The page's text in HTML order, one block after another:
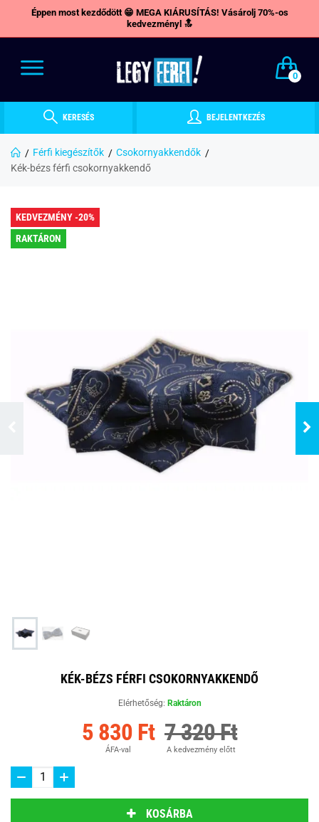
Éppen most kezdődött 😁 MEGA KIÁRUSÍTÁS! Vásárolj 70%-os
kedvezményl 🔝
0
KERESÉS BEJELENTKEZÉS
Férfi kiegészítők
Csokornyakkendők
Kék-bézs férfi csokornyakkendő
KEDVEZMÉNY -20%
RAKTÁRON
KÉK-BÉZS FÉRFI CSOKORNYAKKENDŐ
Elérhetőség: Raktáron
5 830 Ft
ÁFA-val
7 320 Ft
A kedvezmény előtt
KOSÁRBA